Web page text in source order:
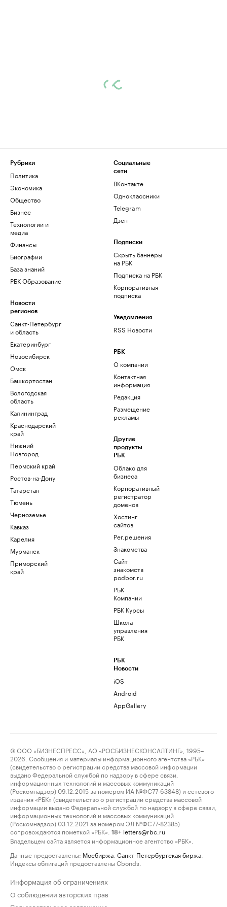
Рубрики
Политика
Экономика
Общество
Бизнес
Технологии и
медиа
Финансы
Биографии
База знаний
РБК Образование
Новости
регионов
Санкт-Петербург
и область
Екатеринбург
Новосибирск
Омск
Башкортостан
Вологодская
область
Калининград
Краснодарский
край
Нижний
Новгород
Пермский край
Ростов-на-Дону
Татарстан
Тюмень
Черноземье
Кавказ
Карелия
Мурманск
Приморский
край
Социальные
сети
ВКонтакте
Одноклассники
Telegram
Дзен
Подписки
Скрыть баннеры
на РБК
Подписка на РБК
Корпоративная
подписка
Уведомления
RSS Новости
РБК
О компании
Контактная
информация
Редакция
Размещение
рекламы
Другие
продукты
РБК
Облако для
бизнеса
Корпоративный
регистратор
доменов
Хостинг
сайтов
Рег.решения
Знакомства
Сайт
знакомств
podbor.ru
РБК
Компании
РБК Курсы
Школа
управления
РБК
РБК
Новости
iOS
Android
AppGallery
© ООО «БИЗНЕСПРЕСС», АО «РОСБИЗНЕСКОНСАЛТИНГ», 1995–
2026. Сообщения и материалы информационного агентства «РБК»
(свидетельство о регистрации средства массовой информации
выдано Федеральной службой по надзору в сфере связи,
информационных технологий и массовых коммуникаций
(Роскомнадзор) 09.12.2015 за номером ИА №ФС77-63848) и сетевого
издания «РБК» (свидетельство о регистрации средства массовой
информации выдано Федеральной службой по надзору в сфере связи,
информационных технологий и массовых коммуникаций
(Роскомнадзор) 03.12.2021 за номером ЭЛ №ФС77-82385)
сопровождаются пометкой «РБК».
18+ letters@rbc.ru
Владельцем сайта является информационное агентство «РБК».
Данные предоставлены: Мосбиржа Санкт-Петербургская биржа
Индексы облигаций предоставлены Cbonds.
Информация об ограничениях
О соблюдении авторских прав